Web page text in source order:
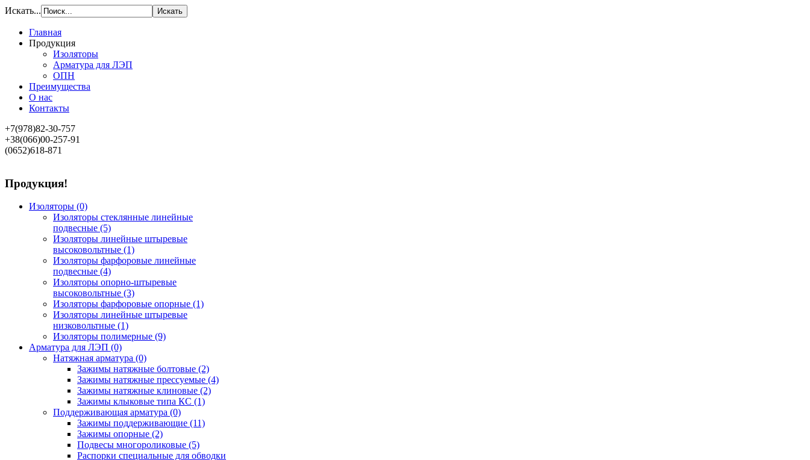
Искать...
Главная
Продукция
Изоляторы
Арматура для ЛЭП
ОПН
Преимущества
О нас
Контакты
+7(978)82-30-757
+38(066)00-257-91
(0652)618-871
Продукция!
Изоляторы (0)
Изоляторы стеклянные линейные
подвесные (5)
Изоляторы линейные штыревые
высоковольтные (1)
Изоляторы фарфоровые линейные
подвесные (4)
Изоляторы опорно-штыревые
высоковольтные (3)
Изоляторы фарфоровые опорные (1)
Изоляторы линейные штыревые
низковольтные (1)
Изоляторы полимерные (9)
Арматура для ЛЭП (0)
Натяжная арматура (0)
Зажимы натяжные болтовые (2)
Зажимы натяжные прессуемые (4)
Зажимы натяжные клиновые (2)
Зажимы клыковые типа КС (1)
Поддерживающая арматура (0)
Зажимы поддерживающие (11)
Зажимы опорные (2)
Подвесы многороликовые (5)
Распорки специальные для обводки